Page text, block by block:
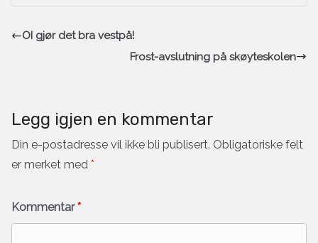
OI gjør det bra vestpå!
Frost-avslutning på skøyteskolen
Legg igjen en kommentar
Din e-postadresse vil ikke bli publisert. Obligatoriske felt
er merket med *
Kommentar*